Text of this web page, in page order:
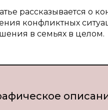
рассказывается о
конфликтных
в семьях в целом.